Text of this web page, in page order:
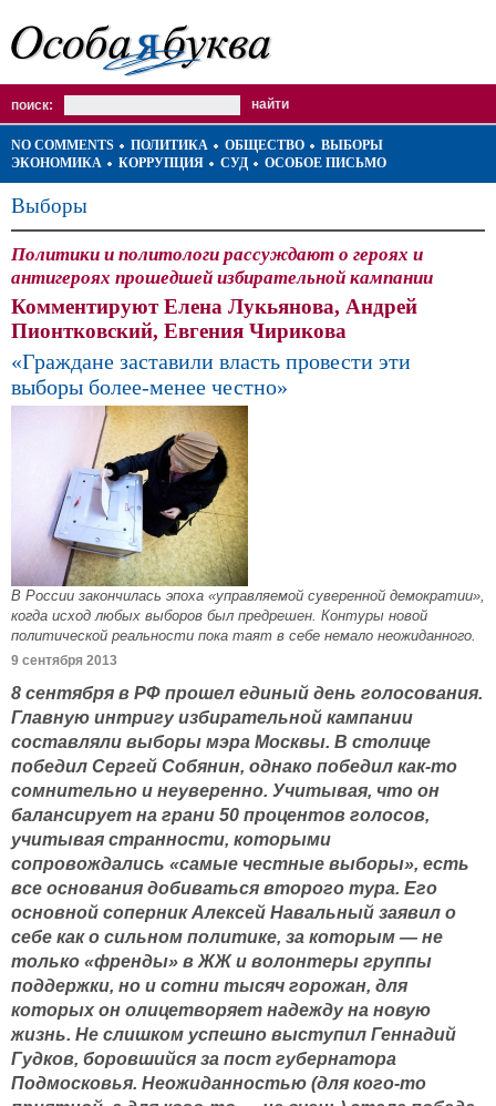
поиск:
NO COMMENTS ПОЛИТИКА ОБЩЕСТВО
ВЫБОРЫ
ЭКОНОМИКА
КОРРУПЦИЯ СУД ОСОБОЕ ПИСЬМО
Выборы
Политики и политологи рассуждают о героях и
антигероях прошедшей избирательной кампании
Комментируют Елена Лукьянова, Андрей
Пионтковский, Евгения Чирикова
«Граждане заставили власть провести эти
выборы более-менее честно»
В России закончилась эпоха «управляемой суверенной демократии»,
когда исход любых выборов был предрешен. Контуры новой
политической реальности пока таят в себе немало неожиданного.
9 сентября 2013
8 сентября в РФ прошел единый день голосования.
Главную интригу избирательной кампании
составляли выборы мэра Москвы. В столице
победил Сергей Собянин, однако победил как-то
сомнительно и неуверенно. Учитывая, что он
балансирует на грани 50 процентов голосов,
учитывая странности, которыми
сопровождались «самые честные выборы», есть
все основания добиваться второго тура. Его
основной соперник Алексей Навальный заявил о
себе как о сильном политике, за которым — не
только «френды» в ЖЖ и волонтеры группы
поддержки, но и сотни тысяч горожан, для
которых он олицетворяет надежду на новую
жизнь. Не слишком успешно выступил Геннадий
Гудков, боровшийся за пост губернатора
Подмосковья. Неожиданностью (для кого-то